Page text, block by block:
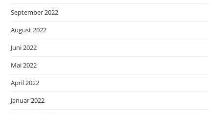
September 2022
August 2022
Juni 2022
Mai 2022
April 2022
Januar 2022